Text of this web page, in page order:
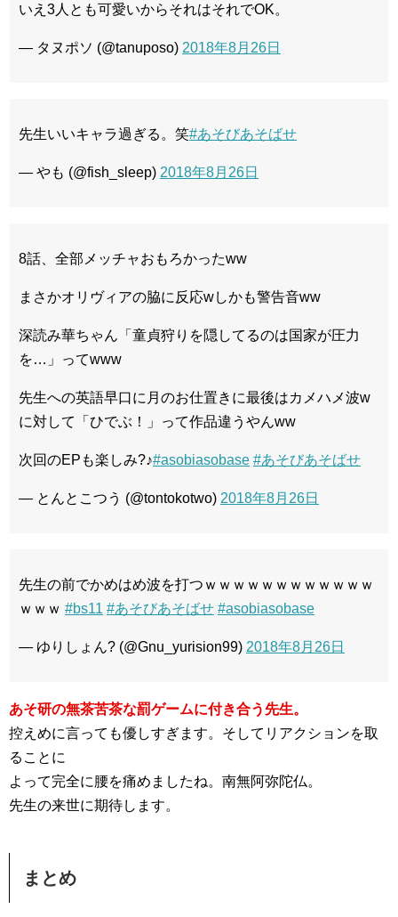
いえ3人とも可愛いからそれはそれでOK。
— タヌポソ (@tanuposo) 2018年8月26日
先生いいキャラ過ぎる。笑#あそびあそばせ
— やも (@fish_sleep) 2018年8月26日
8話、全部メッチャおもろかったww
まさかオリヴィアの脇に反応wしかも警告音ww
深読み華ちゃん「童貞狩りを隠してるのは国家が圧力
を…」ってwww
先生への英語早口に月のお仕置きに最後はカメハメ波w
に対して「ひでぶ！」って作品違うやんww
次回のEPも楽しみ?♪#asobiasobase #あそびあそばせ
— とんとこつう (@tontokotwo) 2018年8月26日
先生の前でかめはめ波を打つｗｗｗｗｗｗｗｗｗｗｗｗ
ｗｗｗ #bs11 #あそびあそばせ #asobiasobase
— ゆりしょん? (@Gnu_yurision99) 2018年8月26日
あそ研の無茶苦茶な罰ゲームに付き合う先生。
控えめに言っても優しすぎます。そしてリアクションを取
ることに
よって完全に腰を痛めましたね。南無阿弥陀仏。
先生の来世に期待します。
まとめ